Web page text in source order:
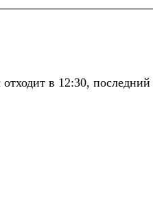
в 12:30, последний